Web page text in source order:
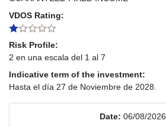
VDOS Rating:
Risk Profile:
2 en una escala del 1 al 7
Indicative term of the investment:
Hasta el día 27 de Noviembre de 2028.
Date: 06/08/2026